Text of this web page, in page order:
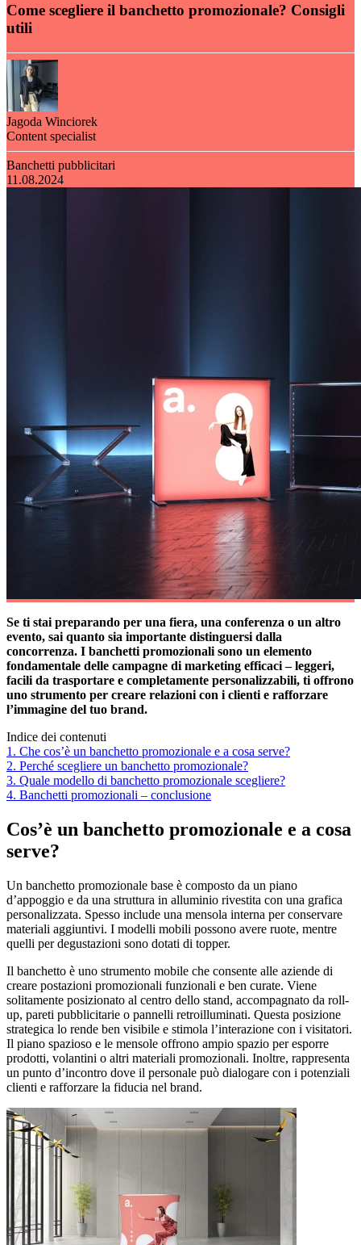
Come scegliere il banchetto promozionale? Consigli
utili
Jagoda Winciorek
Content specialist
Banchetti pubblicitari
11.08.2024
Se ti stai preparando per una fiera, una conferenza o un altro
evento, sai quanto sia importante distinguersi dalla
concorrenza. I banchetti promozionali sono un elemento
fondamentale delle campagne di marketing efficaci – leggeri,
facili da trasportare e completamente personalizzabili, ti offrono
uno strumento per creare relazioni con i clienti e rafforzare
l’immagine del tuo brand.
Indice dei contenuti
1. Che cos’è un banchetto promozionale e a cosa serve?
2. Perché scegliere un banchetto promozionale?
3. Quale modello di banchetto promozionale scegliere?
4. Banchetti promozionali – conclusione
Cos’è un banchetto promozionale e a cosa
serve?
Un banchetto promozionale base è composto da un piano
d’appoggio e da una struttura in alluminio rivestita con una grafica
personalizzata. Spesso include una mensola interna per conservare
materiali aggiuntivi. I modelli mobili possono avere ruote, mentre
quelli per degustazioni sono dotati di topper.
Il banchetto è uno strumento mobile che consente alle aziende di
creare postazioni promozionali funzionali e ben curate. Viene
solitamente posizionato al centro dello stand, accompagnato da roll-
up, pareti pubblicitarie o pannelli retroilluminati. Questa posizione
strategica lo rende ben visibile e stimola l’interazione con i visitatori.
Il piano spazioso e le mensole offrono ampio spazio per esporre
prodotti, volantini o altri materiali promozionali. Inoltre, rappresenta
un punto d’incontro dove il personale può dialogare con i potenziali
clienti e rafforzare la fiducia nel brand.